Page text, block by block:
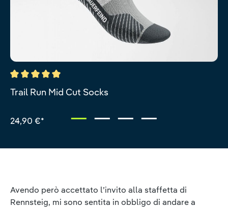
Valutazione media di 5 su 5 stelle
Trail Run Mid Cut Socks
24,90 €*
Avendo però accettato l’invito alla staffetta di
Rennsteig, mi sono sentita in obbligo di andare a